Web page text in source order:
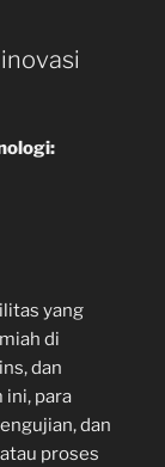
yang
di
dan
ini, para
dan
proses